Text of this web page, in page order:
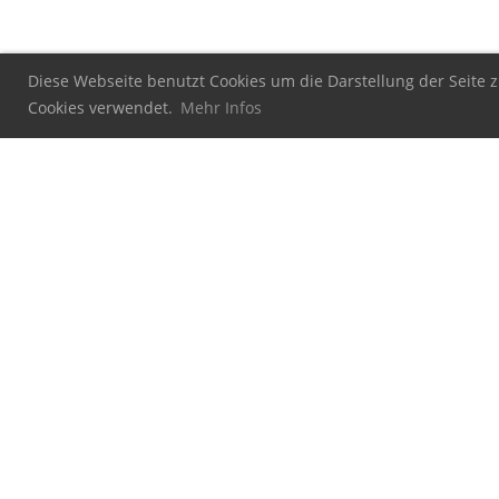
Diese Webseite benutzt Cookies um die Darstellung der
Cookies verwendet. Mehr Infos